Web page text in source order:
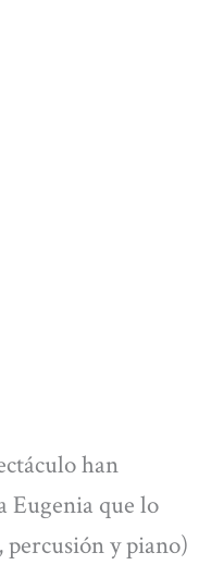
han
Eugenia que lo
y piano)